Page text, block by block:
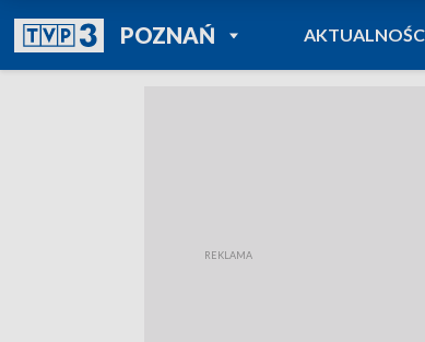
POZNAŃPOWRÓT DO
TVP REGIONY